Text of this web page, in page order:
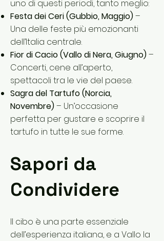
uno di questi periodi, tanto meglio:
Festa dei Ceri (Gubbio, Maggio)–
Una delle feste più emozionanti
dell’Italia centrale.
Fior di Cacio (Vallo di Nera, Giugno)–
Concerti, cene all’aperto,
spettacoli tra le vie del paese.
Sagra del Tartufo (Norcia,
Novembre)– Un’occasione
perfetta per gustare e scoprire il
tartufo in tutte le sue forme.
Sapori da
Condividere
Il cibo è una parte essenziale
dell’esperienza italiana, e a Vallo la